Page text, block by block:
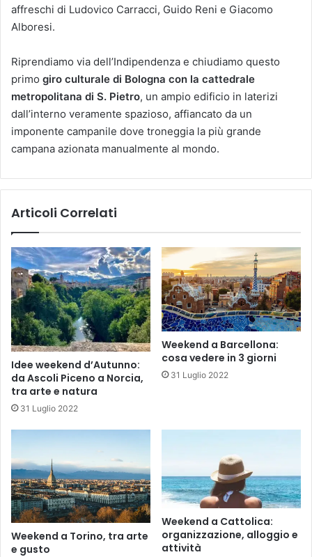
affreschi di Ludovico Carracci, Guido Reni e Giacomo
Alboresi.
Riprendiamo via dell’Indipendenza e chiudiamo questo
primo giro culturale di Bologna con la cattedrale
metropolitana di S. Pietro, un ampio edificio in laterizi
dall’interno veramente spazioso, affiancato da un
imponente campanile dove troneggia la più grande
campana azionata manualmente al mondo.
Articoli Correlati
Idee weekend d’Autunno:
da Ascoli Piceno a Norcia,
tra arte e natura
31 Luglio 2022
Weekend a Barcellona:
cosa vedere in 3 giorni
31 Luglio 2022
Weekend a Torino, tra arte
e gusto
Weekend a Cattolica:
organizzazione, alloggio e
attività